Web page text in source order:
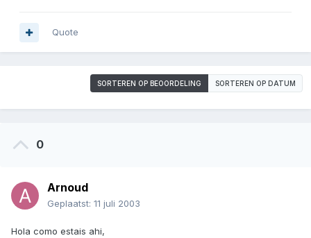
Quote
SORTEREN OP BEOORDELING SORTEREN OP DATUM
0
Arnoud
Geplaatst: 11 juli 2003
Hola como estais ahi,